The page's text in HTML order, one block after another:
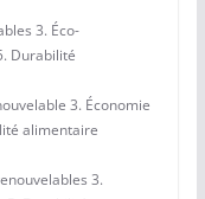
3. Éco-
Durabilité
3. Économie
alimentaire
3.